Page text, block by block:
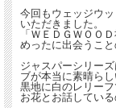
今回もウェッジウ
いただきました。
「ＷＥＤＧＷＯＯ
めったに出会うこ
ジャスパーシリー
ブが本当に素晴らし
黒地に白のレリー
お花とお話してい